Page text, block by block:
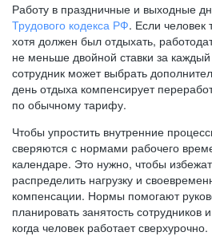
Работу в праздничные и выходные
Трудового кодекса РФ. Если человек
хотя должен был отдыхать,
не меньше двойной ставки за
сотрудник может выбрать
день отдыха компенсирует
по обычному тарифу.
Чтобы упростить внутренние
сверяются с нормами рабочего
календаре. Это нужно, чтобы
распределить нагрузку и
компенсации. Нормы помогают
планировать занятость сотрудников
когда человек работает сверхурочно.